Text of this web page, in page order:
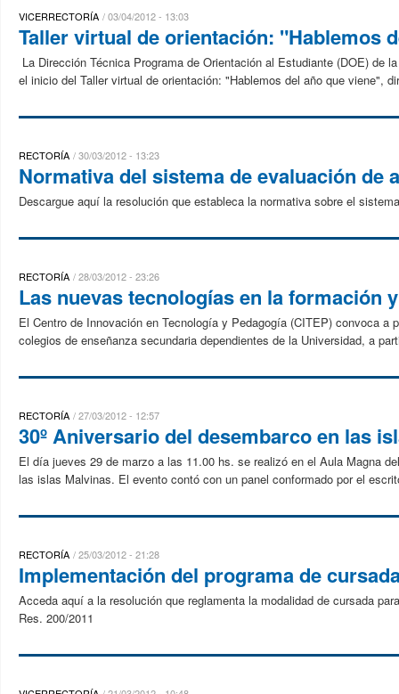
VICERRECTORÍA 03/04/2012 - 13:03
Taller virtual de orientación: "Hablemos
La Dirección Técnica Programa de Orientación al Estudiante (DOE)
el inicio del Taller virtual de orientación: "Hablemos del año que viene",
RECTORÍA 30/03/2012 - 13:23
Normativa del sistema de evaluación de
Descargue aquí la resolución que estableca la normativa sobre el
RECTORÍA 28/03/2012 - 23:26
Las nuevas tecnologías en la formación
El Centro de Innovación en Tecnología y Pedagogía (CITEP) convoca
colegios de enseñanza secundaria dependientes de la Universidad, a
RECTORÍA 27/03/2012 - 12:57
30º Aniversario del desembarco en las
El día jueves 29 de marzo a las 11.00 hs. se realizó en el Aula Magna
las islas Malvinas. El evento contó con un panel conformado por el
RECTORÍA 25/03/2012 - 21:28
Implementación del programa de
Acceda aquí a la resolución que reglamenta la modalidad de cursada
Res. 200/2011